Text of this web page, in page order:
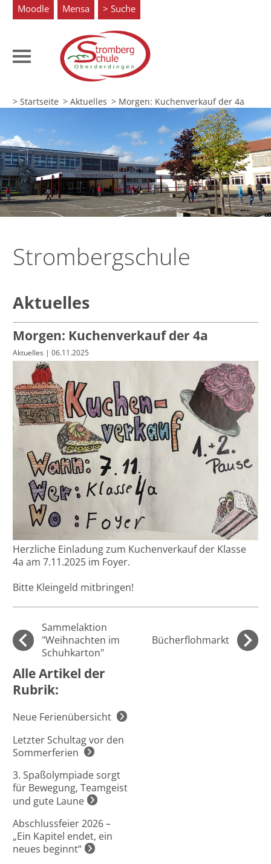
Moodle Mensa Suche
> Startseite > Aktuelles > Morgen: Kuchenverkauf der 4a
Strombergschule
Aktuelles
Morgen: Kuchenverkauf der 4a
Aktuelles | 06.11.2025
Herzliche Einladung zum Kuchenverkauf der Klasse
4a am 7.11.2025 im Foyer.
Bitte Kleingeld mitbringen!
Sammelaktion
"Weihnachten im
Schuhkarton"
Bücherflohmarkt
Alle Artikel der
Rubrik:
Neue Ferienübersicht
Letzter Schultag vor den
Sommerferien
3. Spaßolympiade sorgt
für Bewegung, Teamgeist
und gute Laune
Abschlussfeier 2026 –
„Ein Kapitel endet, ein
neues beginnt“